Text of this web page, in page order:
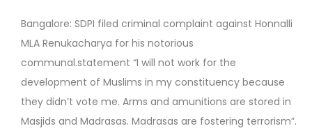
Bangalore: SDPI filed criminal complaint against Honnalli
MLA Renukacharya for his notorious
communal.statement “I will not work for the
development of Muslims in my constituency because
they didn’t vote me. Arms and amunitions are stored in
Masjids and Madrasas. Madrasas are fostering terrorism”.